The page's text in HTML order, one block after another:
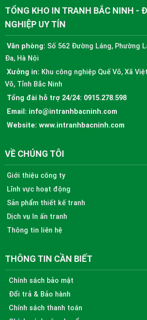
TỔNG KHO IN TRANH BẮC NINH -
NGHIỆP UY TÍN
Văn phòng: Số 562 Đường Láng, Phường
Đa, Hà Nội
Xưởng in: Khu công nghiệp Quế Võ, Xã
Võ, Tỉnh Bắc Ninh
Tổng đài hỗ trợ 24/24: 0915.278.598
Email: info@intranhbacninh.com
Website: www.intranhbacninh.com
VỀ CHÚNG TÔI
Giới thiệu công ty
Lĩnh vực hoạt động
Sản phẩm thiết kế tranh
Dịch vụ In ấn tranh
Thông tin liên hệ
THÔNG TIN CẦN BIẾT
Chính sách bảo mật
Đổi trả & Bảo hành
Chính sách thanh toán